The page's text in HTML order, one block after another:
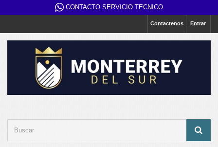
CONTACTO SERVICIO TECNICO
Entrar
Contactenos